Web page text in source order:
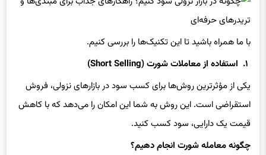
با ما همراه باشید تا این تکنیک‌ها را بررسی کنیم.
یکی از مؤثرترین روش‌ها برای کسب سود در بازارهای نزولی، فروش
استقراضی است. این روش به شما این امکان را می‌دهد که با کاهش
قیمت یک دارایی، سود کسب کنید.
چگونه معامله شورت انجام دهیم؟